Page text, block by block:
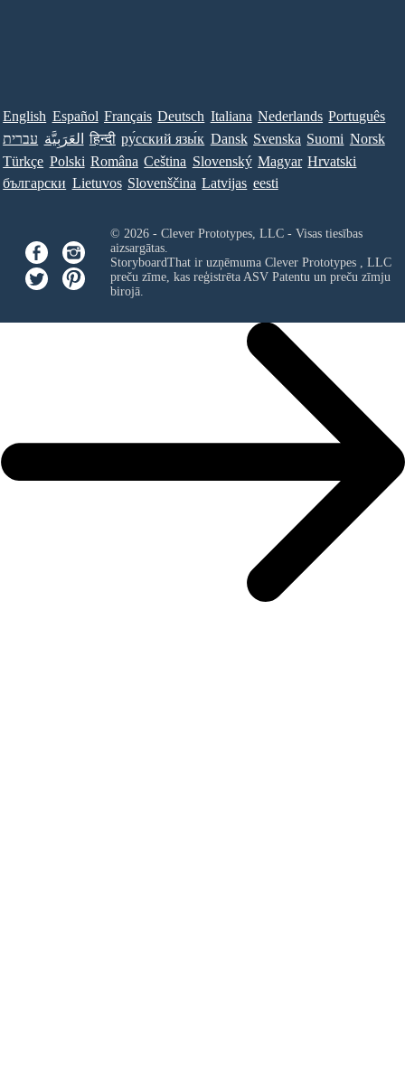
English Español Français Deutsch Italiana Nederlands Português
עברית العَرَبِيَّة हिन्दी ру́сский язы́к Dansk Svenska Suomi Norsk
Türkçe Polski Româna Ceština Slovenský Magyar Hrvatski
български Lietuvos Slovenščina Latvijas eesti
© 2026 - Clever Prototypes, LLC - Visas tiesības
aizsargātas.
StoryboardThat ir uzņēmuma Clever Prototypes , LLC
preču zīme, kas reģistrēta ASV Patentu un preču zīmju
birojā.